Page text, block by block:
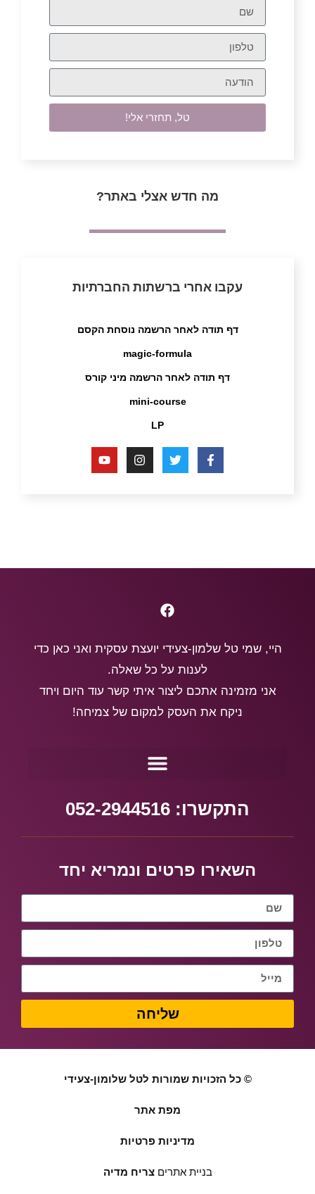
טל, תחזרי אלי!
מה חדש אצלי באתר?
עקבו אחרי ברשתות החברתיות
דף תודה לאחר הרשמה נוסחת הקסם
magic-formula
דף תודה לאחר הרשמה מיני קורס
mini-course
LP
היי, שמי טל שלמון-צעידי יועצת עסקית ואני כאן כדי
לענות על כל שאלה.
אני מזמינה אתכם ליצור איתי קשר עוד היום ויחד
ניקח את העסק למקום של צמיחה!
התקשרו: 052-2944516
השאירו פרטים ונמריא יחד
שליחה
© כל הזכויות שמורות לטל שלומון-צעידי
מפת אתר
מדיניות פרטיות
בניית אתריםצריח מדיה